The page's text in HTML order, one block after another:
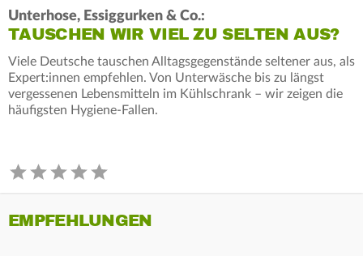
Unterhose, Essiggurken & Co.:
TAUSCHEN WIR VIEL ZU SELTEN AUS?
Viele Deutsche tauschen Alltagsgegenstände seltener aus, als
Expert:innen empfehlen. Von Unterwäsche bis zu längst
vergessenen Lebensmitteln im Kühlschrank – wir zeigen die
häufigsten Hygiene-Fallen.
EMPFEHLUNGEN